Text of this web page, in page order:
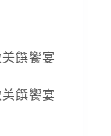
饌饗宴
饌饗宴